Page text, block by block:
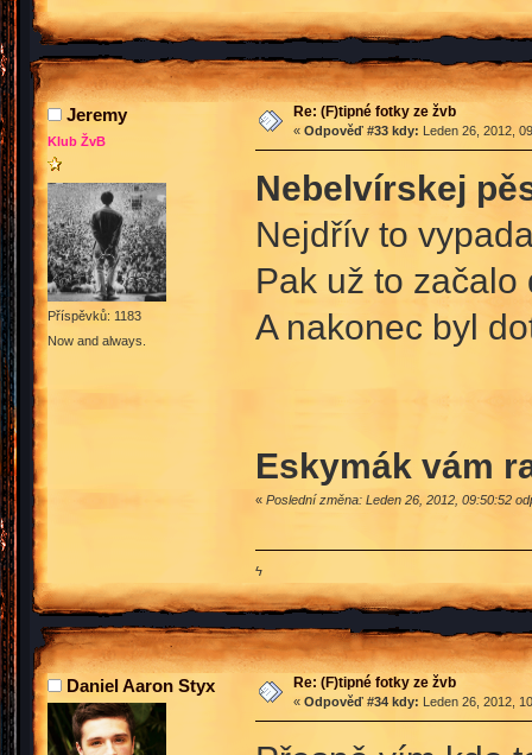
Jeremy
Klub ŽvB
Příspěvků: 1183
Now and always.
Re: (F)tipné fotky ze žvb
« Odpověď #33 kdy: Leden 26, 2012,
Nebelvírskej
Nejdřív to
Pak už to
A nakonec byl
Eskymák vám
« Poslední změna: Leden 26, 2012, 09:50:52
ϟ
Daniel Aaron Styx Re: (F)tipné fotky ze žvb
« Odpověď #34 kdy: Leden 26, 2012,